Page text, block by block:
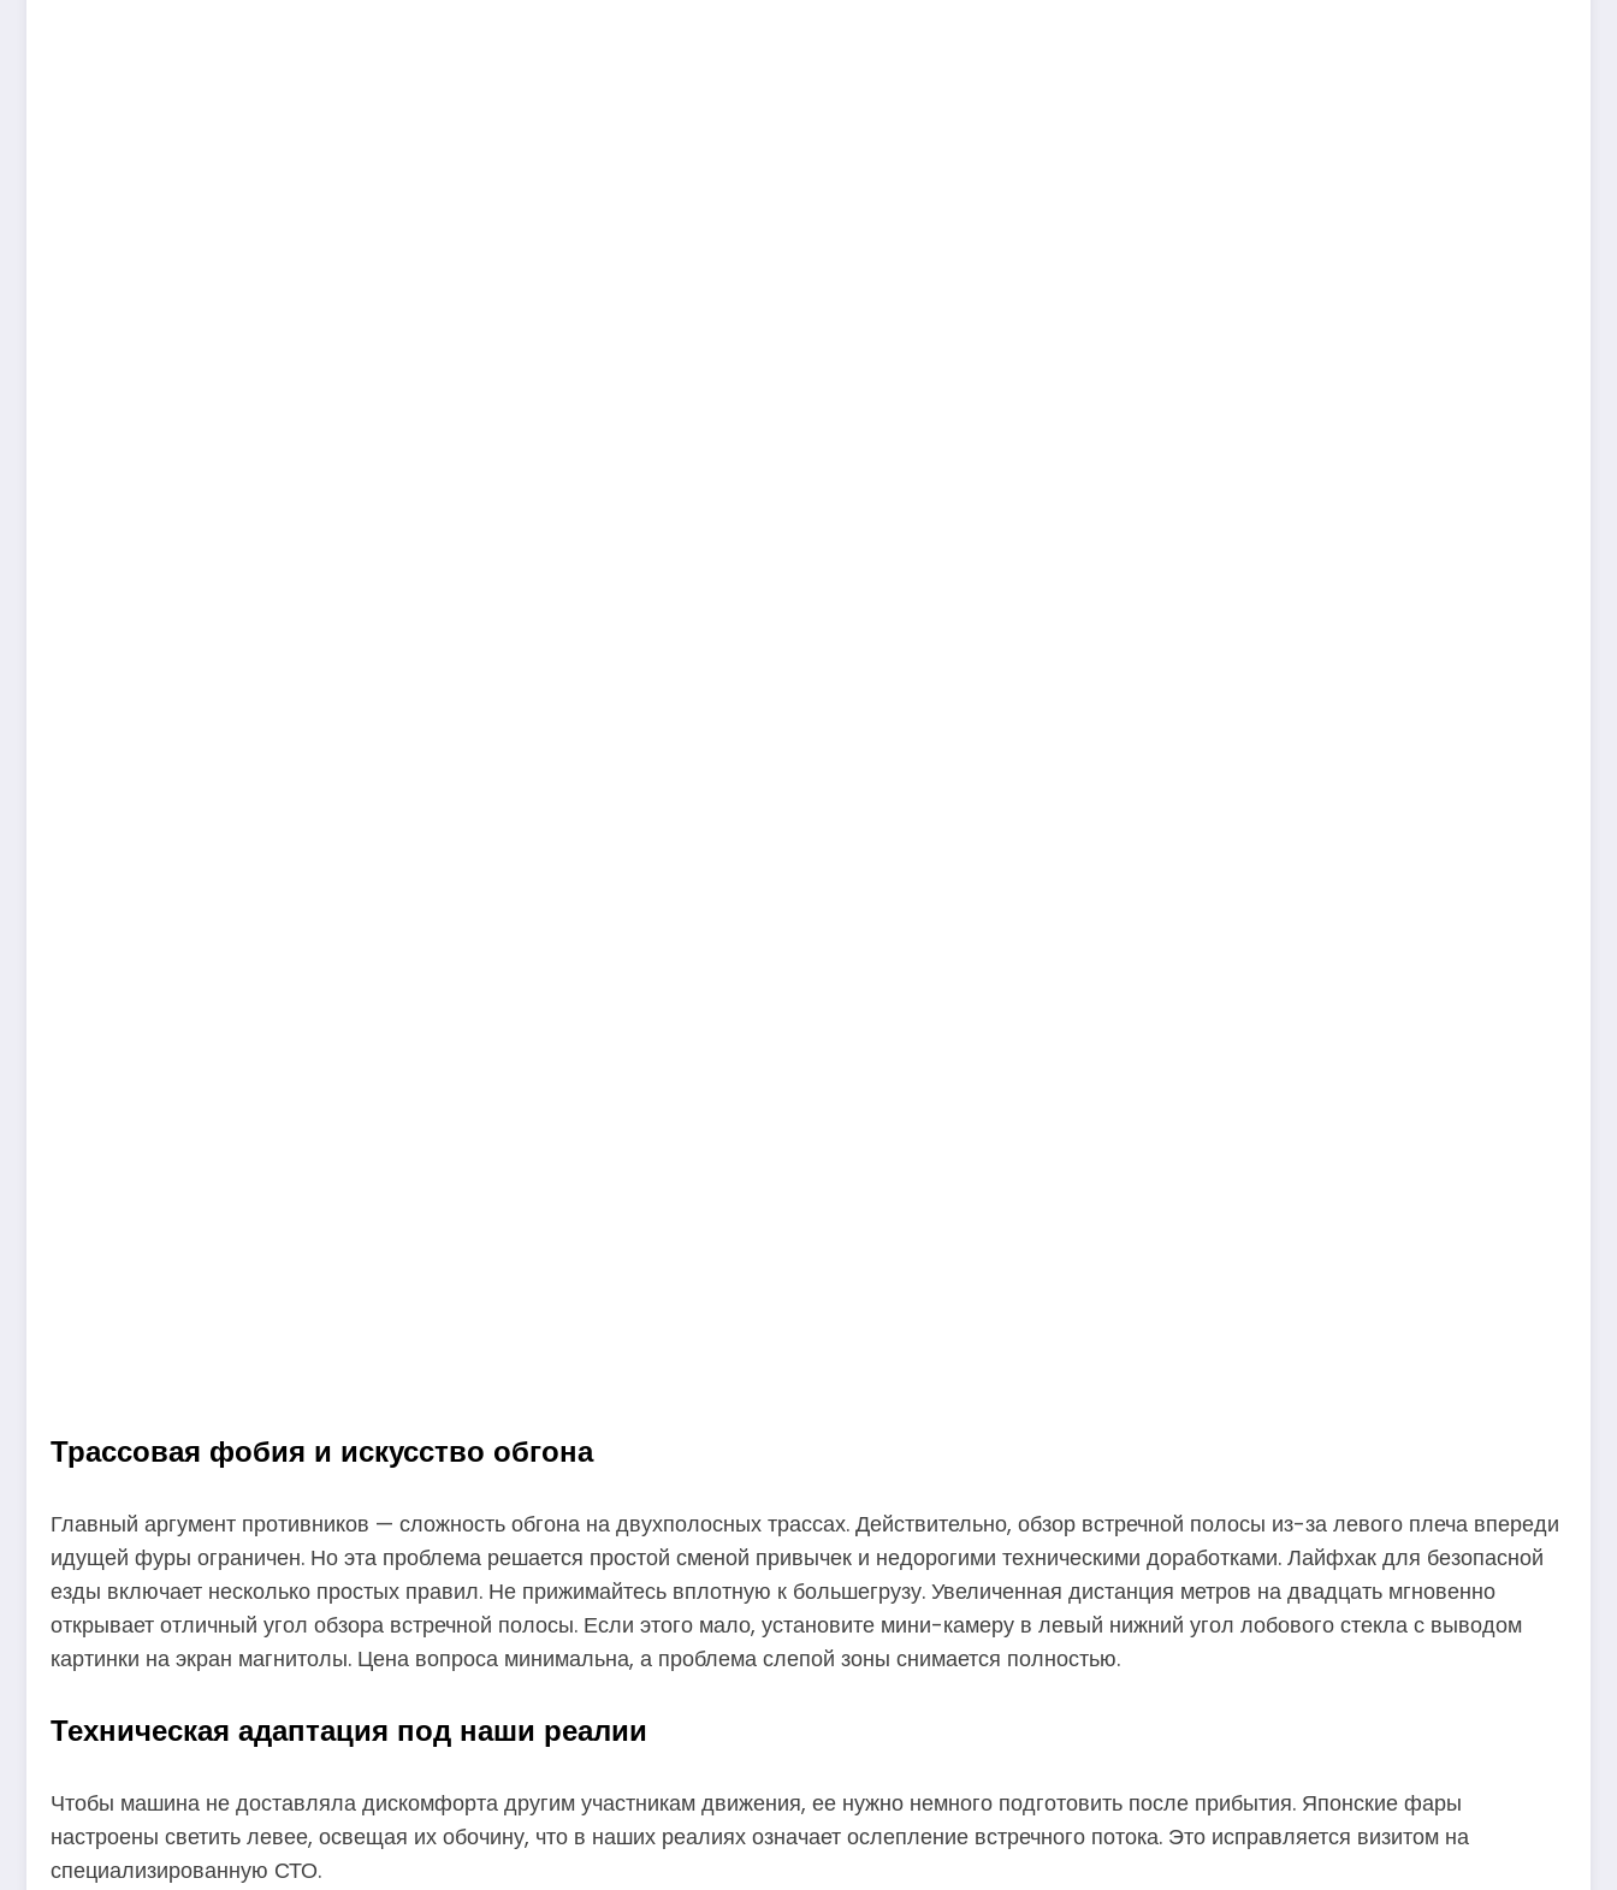
Трассовая фобия и искусство обгона
Главный аргумент противников — сложность обгона на двухполосных трассах. Действительно, обзор встречной полосы из-за левого плеча впереди
идущей фуры ограничен. Но эта проблема решается простой сменой привычек и недорогими техническими доработками. Лайфхак для безопасной
езды включает несколько простых правил. Не прижимайтесь вплотную к большегрузу. Увеличенная дистанция метров на двадцать мгновенно
открывает отличный угол обзора встречной полосы. Если этого мало, установите мини-камеру в левый нижний угол лобового стекла с выводом
картинки на экран магнитолы. Цена вопроса минимальна, а проблема слепой зоны снимается полностью.
Техническая адаптация под наши реалии
Чтобы машина не доставляла дискомфорта другим участникам движения, ее нужно немного подготовить после прибытия. Японские фары
настроены светить левее, освещая их обочину, что в наших реалиях означает ослепление встречного потока. Это исправляется визитом на
специализированную СТО.